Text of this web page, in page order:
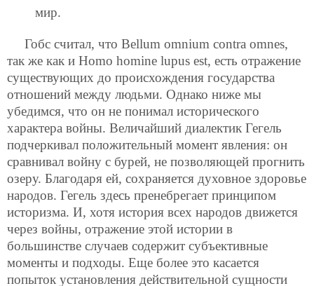
мир.
Гобс считал, что Bellum omnium contra omnes,
так же как и Homo homine lupus est, есть отражение
существующих до происхождения государства
отношений между людьми. Однако ниже мы
убедимся, что он не понимал исторического
характера войны. Величайший диалектик Гегель
подчеркивал положительный момент явления: он
сравнивал войну с бурей, не позволяющей прогнить
озеру. Благодаря ей, сохраняется духовное здоровье
народов. Гегель здесь пренебрегает принципом
историзма. И, хотя история всех народов движется
через войны, отражение этой истории в
большинстве случаев содержит субъективные
моменты и подходы. Еще более это касается
попыток установления действительной сущности